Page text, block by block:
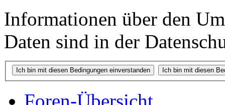
Informationen über den
Daten sind in der
Foren-Übersicht